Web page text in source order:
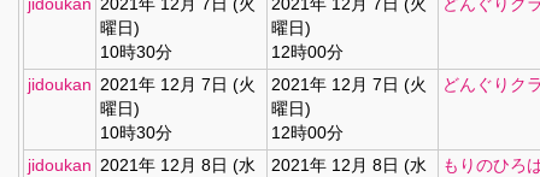
jidoukan 2021年 12月 7日 (火
曜日)
10時30分
2021年 12月 7日 (火
曜日)
12時00分
どんぐりク
jidoukan 2021年 12月 7日 (火
曜日)
10時30分
2021年 12月 7日 (火
曜日)
12時00分
どんぐりク
jidoukan 2021年 12月 8日 (水
2021年 12月 8日 (水
もりのひろ